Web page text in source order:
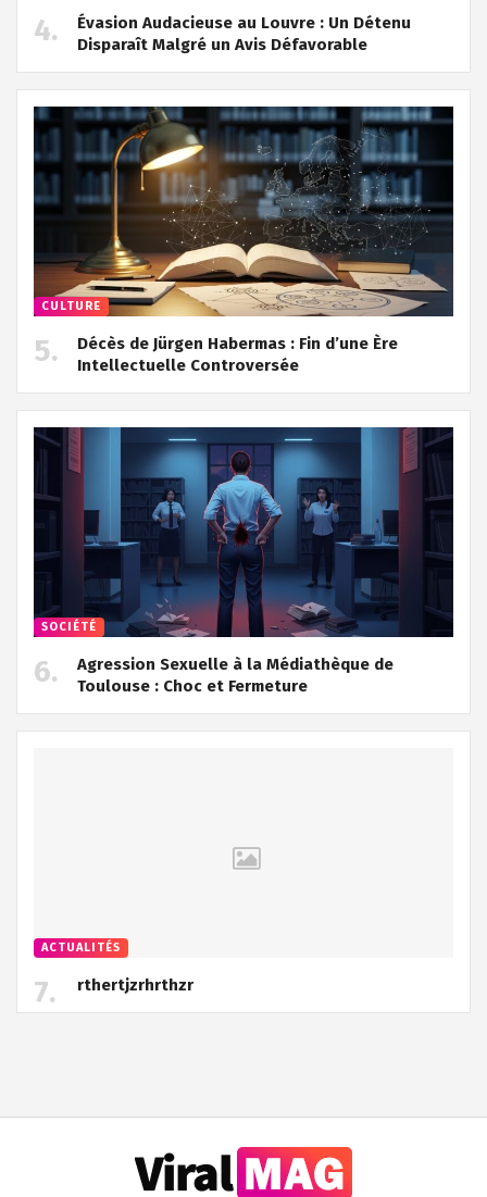
Évasion Audacieuse au Louvre : Un Détenu
Disparaît Malgré un Avis Défavorable
CULTURE
Décès de Jürgen Habermas : Fin d’une Ère
Intellectuelle Controversée
SOCIÉTÉ
Agression Sexuelle à la Médiathèque de
Toulouse : Choc et Fermeture
ACTUALITÉS
rthertjzrhrthzr